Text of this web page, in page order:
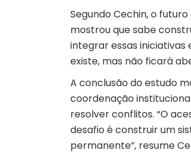
Segundo Cechin, o
mostrou que sabe
integrar essas
existe, mas não ficará
A conclusão do estudo
coordenação
resolver conflitos. “O
desafio é construir um
permanente”, resume